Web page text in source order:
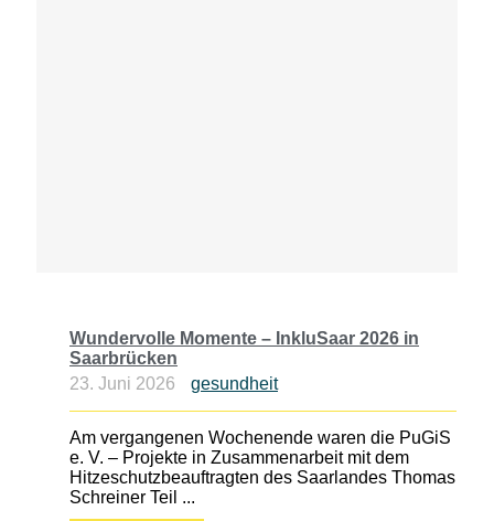
Wundervolle Momente – InkluSaar 2026 in
Saarbrücken
23. Juni 2026
gesundheit
Am vergangenen Wochenende waren die PuGiS
e. V. – Projekte in Zusammenarbeit mit dem
Hitzeschutzbeauftragten des Saarlandes Thomas
Schreiner Teil ...